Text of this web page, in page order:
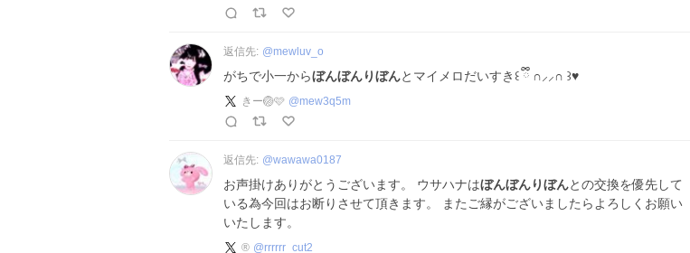
返信先: @mewluv_o
がちで小一からぼんぼんりぼんとマイメロだいすき꒰ ྀི ∩⸝⸝∩ ꒱♥︎
きー🏐🩷 @mew3q5m
返信先: @wawawa0187
お声掛けありがとうございます。 ウサハナはぼんぼんりぼんとの交換を優先して
いる為今回はお断りさせて頂きます。 またご縁がございましたらよろしくお願い
いたします。
®️ @rrrrrr_cut2